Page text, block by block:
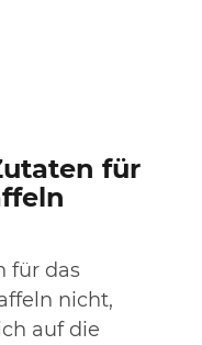
für
für das
nicht,
auf die